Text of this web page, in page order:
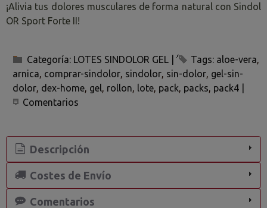
¡Alivia tus dolores musculares de forma natural con Sindol
OR Sport Forte II!
Categoría: LOTES SINDOLOR GEL Tags: aloe-vera
arnica comprar-sindolor sindolor sin-dolor gel-sin-
dolor dex-home gel rollon lote pack packs pack4
Comentarios
Descripción
Costes de Envío
Comentarios